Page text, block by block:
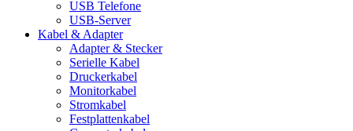
USB Telefone
USB-Server
Kabel & Adapter
Adapter & Stecker
Serielle Kabel
Druckerkabel
Monitorkabel
Stromkabel
Festplattenkabel